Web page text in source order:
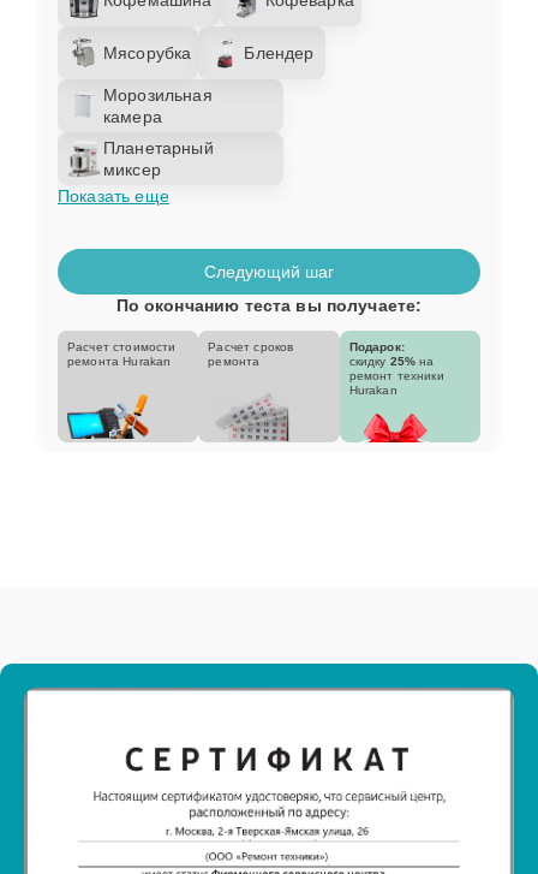
Мясорубка Блендер
Морозильная
камера
Планетарный
миксер
Показать еще
Следующий шаг
По окончанию теста вы получаете:
Расчет стоимости
ремонта Hurakan
Расчет сроков
ремонта
Подарок:
скидку 25% на
ремонт техники
Hurakan